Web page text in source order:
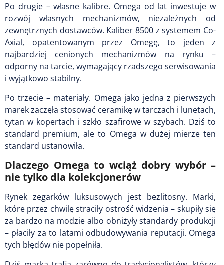
Po drugie – własne kalibre. Omega od lat inwestuje w
rozwój własnych mechanizmów, niezależnych od
zewnętrznych dostawców. Kaliber 8500 z systemem Co-
Axial, opatentowanym przez Omegę, to jeden z
najbardziej cenionych mechanizmów na rynku –
odporny na tarcie, wymagający rzadszego serwisowania
i wyjątkowo stabilny.
Po trzecie – materiały. Omega jako jedna z pierwszych
marek zaczęła stosować ceramikę w tarczach i lunetach,
tytan w kopertach i szkło szafirowe w szybach. Dziś to
standard premium, ale to Omega w dużej mierze ten
standard ustanowiła.
Dlaczego Omega to wciąż dobry wybór –
nie tylko dla kolekcjonerów
Rynek zegarków luksusowych jest bezlitosny. Marki,
które przez chwilę straciły ostrość widzenia – skupiły się
za bardzo na modzie albo obniżyły standardy produkcji
– płaciły za to latami odbudowywania reputacji. Omega
tych błędów nie popełniła.